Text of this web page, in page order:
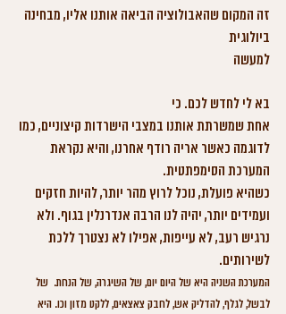
זה המקום שהאבולוציה הביאה אותנו אליו, מבחינה
ביולוגית
למעשה
בא לי לחדש לכם. כי
אחת שמשרתת אותנו במצבי הישרדות קיצוניים, כמו
לדוגמה כאשר אריה רודף אחרנו, והיא נקראת
המערכת הסימפתטית.
כשהיא פועלת, נוכל לרוץ מהר יותר, להיות חזקים
ועמידים יותר, יהיה לנו הרבה אנדרנלין בגוף. ולא
נרגיש רעב, לא עייפות, אפילו לא נצטרך ללכת
לשירותים.
המערכת השניה היא של היום יום, של השיגרה, של הנחת.  של
לבשל, לגלף, להדליק אש, לחבק צאצאים, ללקט מזון וכו. היא